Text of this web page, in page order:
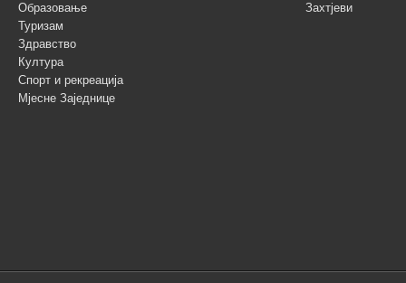
Образовање
Туризам
Здравство
Култура
Спорт и рекреација
Мјесне Заједнице
Захтјеви